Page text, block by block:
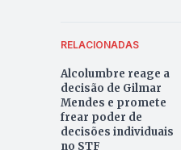
RELACIONADAS
Alcolumbre reage a
decisão de Gilmar
Mendes e promete
frear poder de
decisões individuais
no STF